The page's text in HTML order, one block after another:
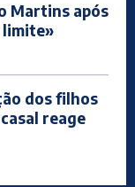
Martins após
limite»
dos filhos
reage